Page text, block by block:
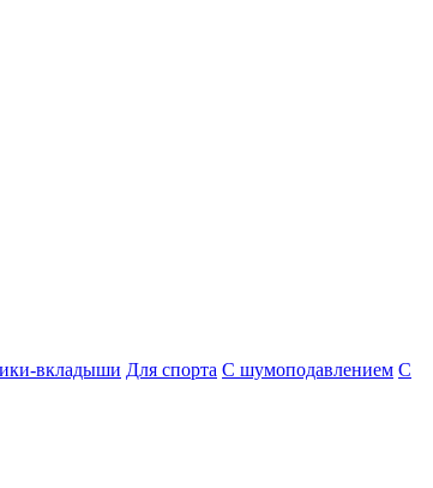
вкладыши Для спорта С шумоподавлением С